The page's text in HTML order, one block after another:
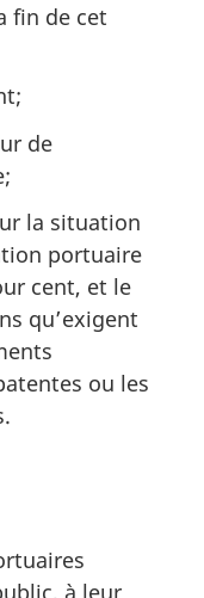
fin de cet
de
la situation
portuaire
cent, et le
qu’exigent
ou les
à leur